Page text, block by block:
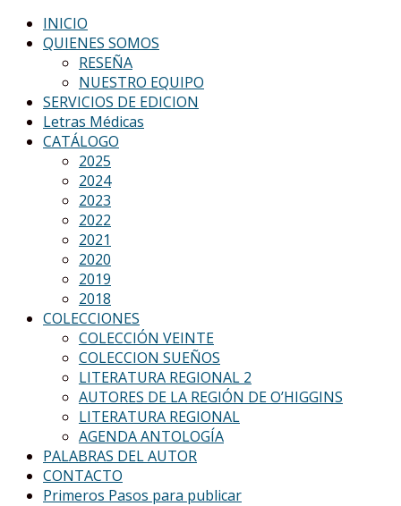
INICIO
QUIENES SOMOS
RESEÑA
NUESTRO EQUIPO
SERVICIOS DE EDICION
Letras Médicas
CATÁLOGO
2025
2024
2023
2022
2021
2020
2019
2018
COLECCIONES
COLECCIÓN VEINTE
COLECCION SUEÑOS
LITERATURA REGIONAL 2
AUTORES DE LA REGIÓN DE O’HIGGINS
LITERATURA REGIONAL
AGENDA ANTOLOGÍA
PALABRAS DEL AUTOR
CONTACTO
Primeros Pasos para publicar